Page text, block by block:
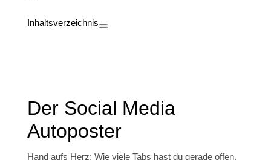
Inhaltsverzeichnis
Der Social Media
Autoposter
Hand aufs Herz: Wie viele Tabs hast du gerade offen,